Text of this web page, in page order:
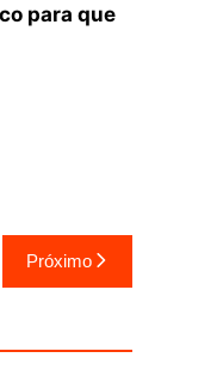
para que
Próximo